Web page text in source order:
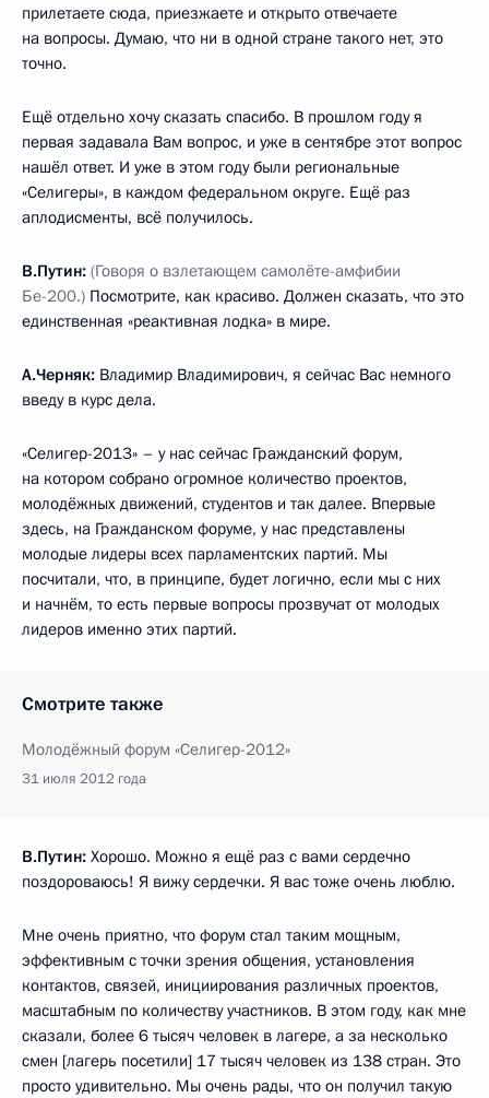
прилетаете сюда, приезжаете и открыто отвечаете
на вопросы. Думаю, что ни в одной стране такого нет, это
точно.
Ещё отдельно хочу сказать спасибо. В прошлом году я
первая задавала Вам вопрос, и уже в сентябре этот вопрос
нашёл ответ. И уже в этом году были региональные
«Селигеры», в каждом федеральном округе. Ещё раз
аплодисменты, всё получилось.
В.Путин: (Говоря о взлетающем самолёте-амфибии
Бе-200.) Посмотрите, как красиво. Должен сказать, что это
единственная «реактивная лодка» в мире.
А.Черняк: Владимир Владимирович, я сейчас Вас немного
введу в курс дела.
«Селигер-2013» – у нас сейчас Гражданский форум,
на котором собрано огромное количество проектов,
молодёжных движений, студентов и так далее. Впервые
здесь, на Гражданском форуме, у нас представлены
молодые лидеры всех парламентских партий. Мы
посчитали, что, в принципе, будет логично, если мы с них
и начнём, то есть первые вопросы прозвучат от молодых
лидеров именно этих партий.
Смотрите также
Молодёжный форум «Селигер-2012»
31 июля 2012 года
В.Путин: Хорошо. Можно я ещё раз с вами сердечно
поздороваюсь! Я вижу сердечки. Я вас тоже очень люблю.
Мне очень приятно, что форум стал таким мощным,
эффективным с точки зрения общения, установления
контактов, связей, инициирования различных проектов,
масштабным по количеству участников. В этом году, как мне
сказали, более 6 тысяч человек в лагере, а за несколько
смен [лагерь посетили] 17 тысяч человек из 138 стран. Это
просто удивительно. Мы очень рады, что он получил такую